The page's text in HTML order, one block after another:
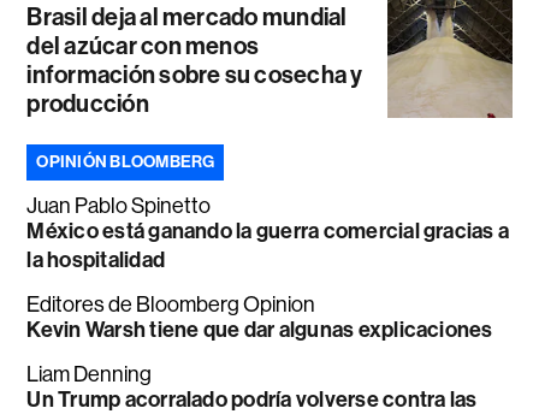
Brasil deja al mercado mundial
del azúcar con menos
información sobre su cosecha y
producción
OPINIÓN BLOOMBERG
Juan Pablo Spinetto
México está ganando la guerra comercial gracias a
la hospitalidad
Editores de Bloomberg Opinion
Kevin Warsh tiene que dar algunas explicaciones
Liam Denning
Un Trump acorralado podría volverse contra las